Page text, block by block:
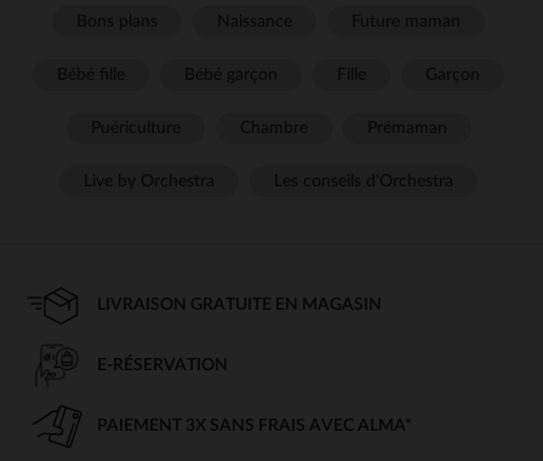
LIVRAISON GRATUITE EN MAGASIN
E-RÉSERVATION
PAIEMENT 3X SANS FRAIS AVEC ALMA*